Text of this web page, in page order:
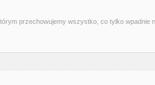
przechowujemy wszystko, co tylko wpadnie